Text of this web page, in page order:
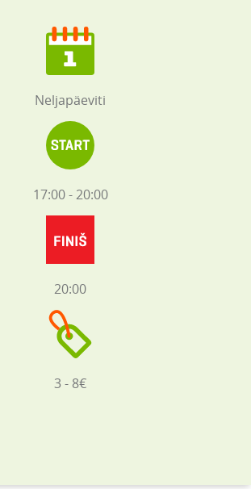
Neljapäeviti
17:00 - 20:00
20:00
3 - 8€